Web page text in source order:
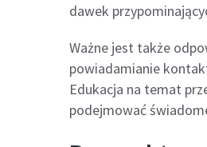
dawek
Ważne jest także
powiadamianie
Edukacja na temat
podejmować